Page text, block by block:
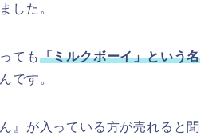
した。
ても「ミルクボーイ」という名
んです。
』が入っている方が売れると聞